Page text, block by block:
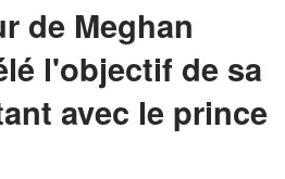
de Meghan
l'objectif de sa
avec le prince